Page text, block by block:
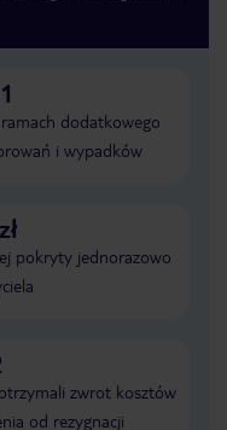
dodatkowego
i wypadków
pokryty jednorazowo
zwrot kosztów
od rezygnacji